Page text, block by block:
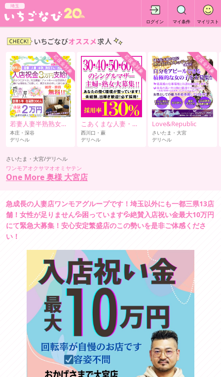
埼玉
ログイン マイ条件 マイリスト
応援金対象
若妻人妻半熟熟女の娯楽屋本庄店
本庄・深谷
デリヘル
応援金対象
こあくまな人妻・熟女たち西川口店
西川口・蕨
デリヘル
応援金対象
Love&Republic
さいたま・大宮
デリヘル
さいたま・大宮/デリヘル
ワンモアオクサマオオミヤテン
One More 奥様 大宮店
急成長の人妻店ワンモアグループです！埼玉以外にも一都三県13店
舗！女性が足りません💦困っています💦絶賛入店祝い金最大10万円
にて緊急大募集！安心安定繁盛店のこの勢いを是非ご体感くださ
い！